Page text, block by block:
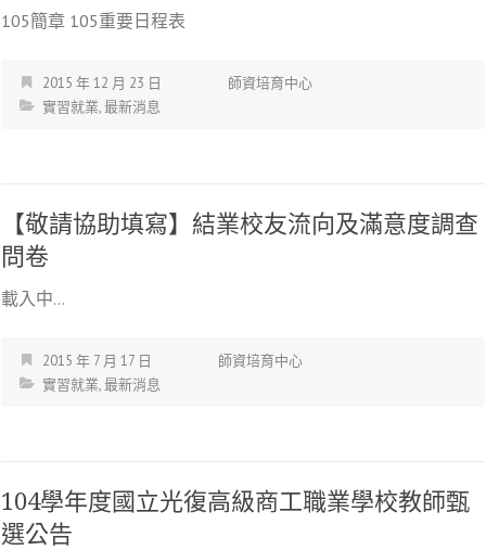
105簡章 105重要日程表
2015 年 12 月 23 日
師資培育中心
實習就業,最新消息
【敬請協助填寫】結業校友流向及滿意度調查
問卷
載入中…
2015 年 7 月 17 日
師資培育中心
實習就業,最新消息
104學年度國立光復高級商工職業學校教師甄
選公告